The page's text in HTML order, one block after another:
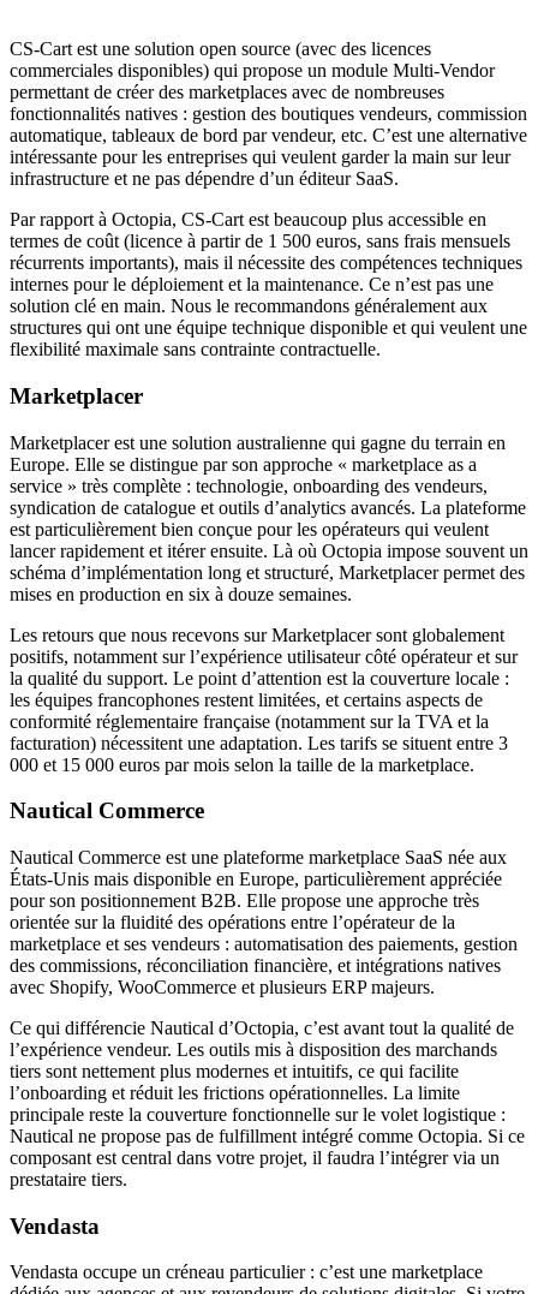
CS-Cart est une solution open source (avec des licences
commerciales disponibles) qui propose un module Multi-Vendor
permettant de créer des marketplaces avec de nombreuses
fonctionnalités natives : gestion des boutiques vendeurs, commission
automatique, tableaux de bord par vendeur, etc. C’est une alternative
intéressante pour les entreprises qui veulent garder la main sur leur
infrastructure et ne pas dépendre d’un éditeur SaaS.
Par rapport à Octopia, CS-Cart est beaucoup plus accessible en
termes de coût (licence à partir de 1 500 euros, sans frais mensuels
récurrents importants), mais il nécessite des compétences techniques
internes pour le déploiement et la maintenance. Ce n’est pas une
solution clé en main. Nous le recommandons généralement aux
structures qui ont une équipe technique disponible et qui veulent une
flexibilité maximale sans contrainte contractuelle.
Marketplacer
Marketplacer est une solution australienne qui gagne du terrain en
Europe. Elle se distingue par son approche « marketplace as a
service » très complète : technologie, onboarding des vendeurs,
syndication de catalogue et outils d’analytics avancés. La plateforme
est particulièrement bien conçue pour les opérateurs qui veulent
lancer rapidement et itérer ensuite. Là où Octopia impose souvent un
schéma d’implémentation long et structuré, Marketplacer permet des
mises en production en six à douze semaines.
Les retours que nous recevons sur Marketplacer sont globalement
positifs, notamment sur l’expérience utilisateur côté opérateur et sur
la qualité du support. Le point d’attention est la couverture locale :
les équipes francophones restent limitées, et certains aspects de
conformité réglementaire française (notamment sur la TVA et la
facturation) nécessitent une adaptation. Les tarifs se situent entre 3
000 et 15 000 euros par mois selon la taille de la marketplace.
Nautical Commerce
Nautical Commerce est une plateforme marketplace SaaS née aux
États-Unis mais disponible en Europe, particulièrement appréciée
pour son positionnement B2B. Elle propose une approche très
orientée sur la fluidité des opérations entre l’opérateur de la
marketplace et ses vendeurs : automatisation des paiements, gestion
des commissions, réconciliation financière, et intégrations natives
avec Shopify, WooCommerce et plusieurs ERP majeurs.
Ce qui différencie Nautical d’Octopia, c’est avant tout la qualité de
l’expérience vendeur. Les outils mis à disposition des marchands
tiers sont nettement plus modernes et intuitifs, ce qui facilite
l’onboarding et réduit les frictions opérationnelles. La limite
principale reste la couverture fonctionnelle sur le volet logistique :
Nautical ne propose pas de fulfillment intégré comme Octopia. Si ce
composant est central dans votre projet, il faudra l’intégrer via un
prestataire tiers.
Vendasta
Vendasta occupe un créneau particulier : c’est une marketplace